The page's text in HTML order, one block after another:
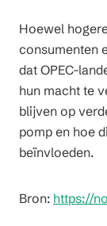
Hoewel
consumenten
dat OPEC-
hun macht te
blijven op
pomp en hoe
beïnvloeden.
Bron: https://